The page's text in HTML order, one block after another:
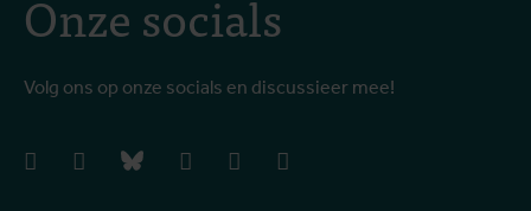
Onze socials
Volg ons op onze socials en discussieer mee!
facebookinstagrambluesky linkedIn youtube